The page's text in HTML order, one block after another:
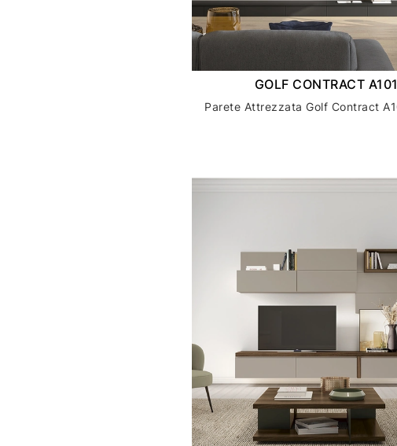
GOLF CONTRACT A101